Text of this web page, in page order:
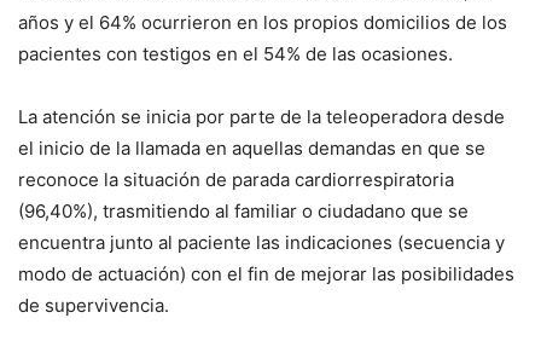
años y el 64% ocurrieron en los propios domicilios de los
pacientes con testigos en el 54% de las ocasiones.
La atención se inicia por parte de la teleoperadora desde
el inicio de la llamada en aquellas demandas en que se
reconoce la situación de parada cardiorrespiratoria
(96,40%), trasmitiendo al familiar o ciudadano que se
encuentra junto al paciente las indicaciones (secuencia y
modo de actuación) con el fin de mejorar las posibilidades
de supervivencia.